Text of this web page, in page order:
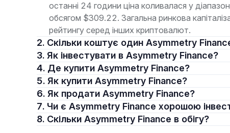
останні 24 години ціна коливалася у
обсягом $309.22. Загальна ринкова
рейтингу серед інших криптовалют.
2. Скільки коштує один Asymmetry
3. Як інвестувати в Asymmetry Finance?
4. Де купити Asymmetry Finance?
5. Як купити Asymmetry Finance?
6. Як продати Asymmetry Finance?
7. Чи є Asymmetry Finance хорошою
8. Скільки Asymmetry Finance в обігу?